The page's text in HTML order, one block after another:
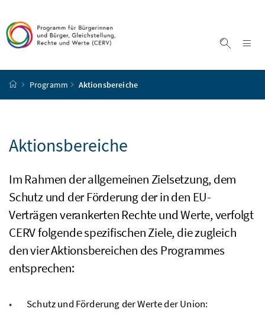
Startseite
Programm Aktionsbereiche
Aktionsbereiche
Im Rahmen der allgemeinen Zielsetzung, dem
Schutz und der Förderung der in den EU-
Verträgen verankerten Rechte und Werte, verfolgt
CERVfolgende spezifischen Ziele, die zugleich
den vier Aktionsbereichen des Programmes
entsprechen:
Schutz und Förderung der Werte der Union: